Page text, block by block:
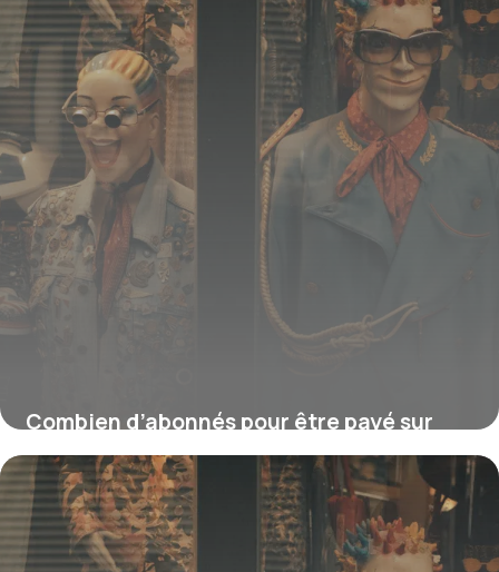
Combien d’abonnés pour être payé sur
TikTok ?
16 juillet 2026